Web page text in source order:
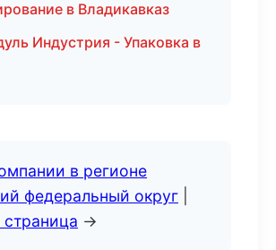
в Владикавказ
Индустрия - Упаковка в
в регионе
федеральный округ
страница →